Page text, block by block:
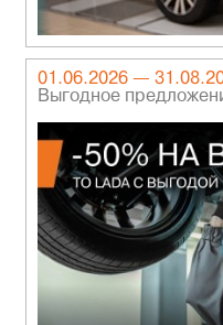
01.06.2026 —
Выгодное